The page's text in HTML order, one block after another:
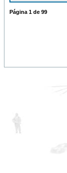
Página 1 de 99